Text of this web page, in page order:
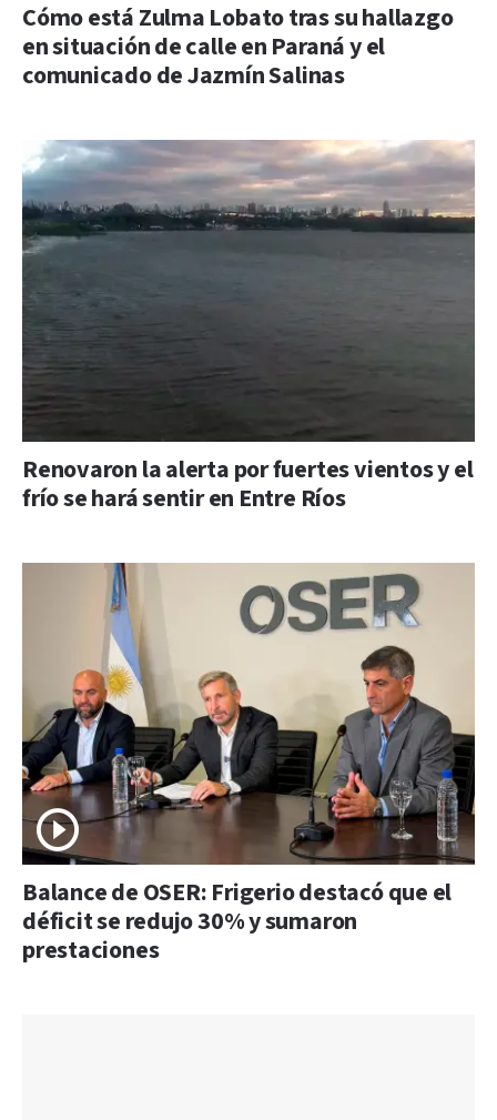
Cómo está Zulma Lobato tras su hallazgo
en situación de calle en Paraná y el
comunicado de Jazmín Salinas
Renovaron la alerta por fuertes vientos y el
frío se hará sentir en Entre Ríos
Balance de OSER: Frigerio destacó que el
déficit se redujo 30% y sumaron
prestaciones